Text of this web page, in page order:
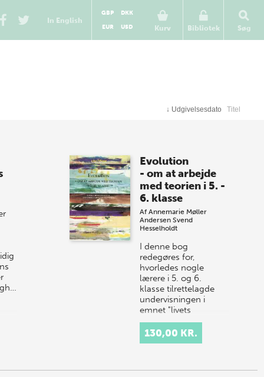
In English
Kurv
GBP
DKK
EUR
USD Bibliotek Søg
↓ Udgivelsesdato Titel
Evolution
- om at arbejde
med teorien i 5. -
6. klasse
AfAnnemarie Møller
Andersen Svend
Hesselholdt
I denne bog
redegøres for,
hvorledes nogle
lærere i 5. og 6.
klasse tilrettelagde
undervisningen i
emnet "livets
udvikling" gennem
arbejde med følgen…
130,00 KR.